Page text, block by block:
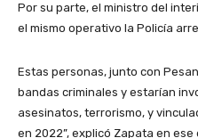
Por su parte, el ministro del
el mismo operativo la Policía
Estas personas, junto con
bandas criminales y estarían
asesinatos, terrorismo, y
en 2022”, explicó Zapata en ese